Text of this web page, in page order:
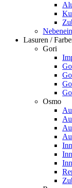
Lasuren /
Gori
Osmo